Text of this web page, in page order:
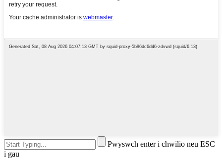
Pwyswch enter i chwilio neu ESC
i gau